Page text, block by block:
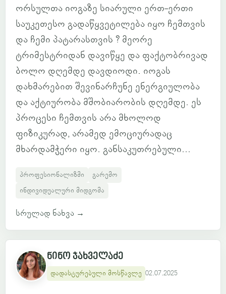
ორსულთა იოგაზე სიარული ერთ-ერთი
საუკეთესო გადაწყვეტილება იყო ჩემთვის
და ჩემი პატარასთვის ? მეორე
ტრიმესტრიდან დავიწყე და ფაქტობრივად
ბოლო დღემდე დავდიოდი. იოგას
დახმარებით შევინარჩუნე ენერგიულობა
და აქტიურობა მშობიარობის დღემდე. ეს
პროცესი ჩემთვის არა მხოლოდ
ფიზიკურად, არამედ ემოციურადაც
მხარდამჭერი იყო. განსაკუთრებული...
პროფესიონალიზმი
გარემო
ინდივიდუალური მიდგომა
სრულად ნახვა →
ნინო ჯახველაძე
დადასტურებული მოსწავლე 02.07.2025